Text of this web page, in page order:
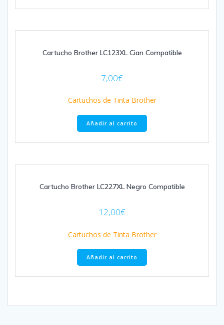
Cartucho Brother LC123XL Cian Compatible
7,00€
Cartuchos de Tinta Brother
Añadir al carrito
Cartucho Brother LC227XL Negro Compatible
12,00€
Cartuchos de Tinta Brother
Añadir al carrito